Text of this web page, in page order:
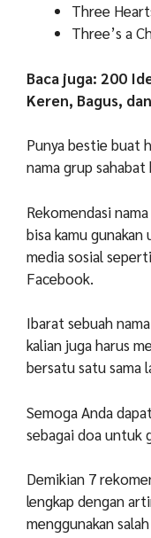
Three
Three’s a
Baca juga: 200
Keren, Bagus,
Punya bestie buat
nama grup sahabat
Rekomendasi
bisa kamu
media sosial
Facebook.
Ibarat sebuah
kalian juga harus
bersatu satu sama
Semoga Anda
sebagai doa untuk
Demikian 7
lengkap dengan
menggunakan